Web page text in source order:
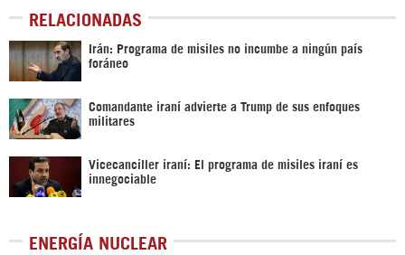
RELACIONADAS
Irán: Programa de misiles no incumbe a ningún país
foráneo
Comandante iraní advierte a Trump de sus enfoques
militares
Vicecanciller iraní: El programa de misiles iraní es
innegociable
ENERGÍA NUCLEAR